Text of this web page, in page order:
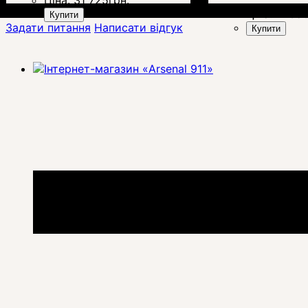
Купити
Купити
Задати питання Написати відгук